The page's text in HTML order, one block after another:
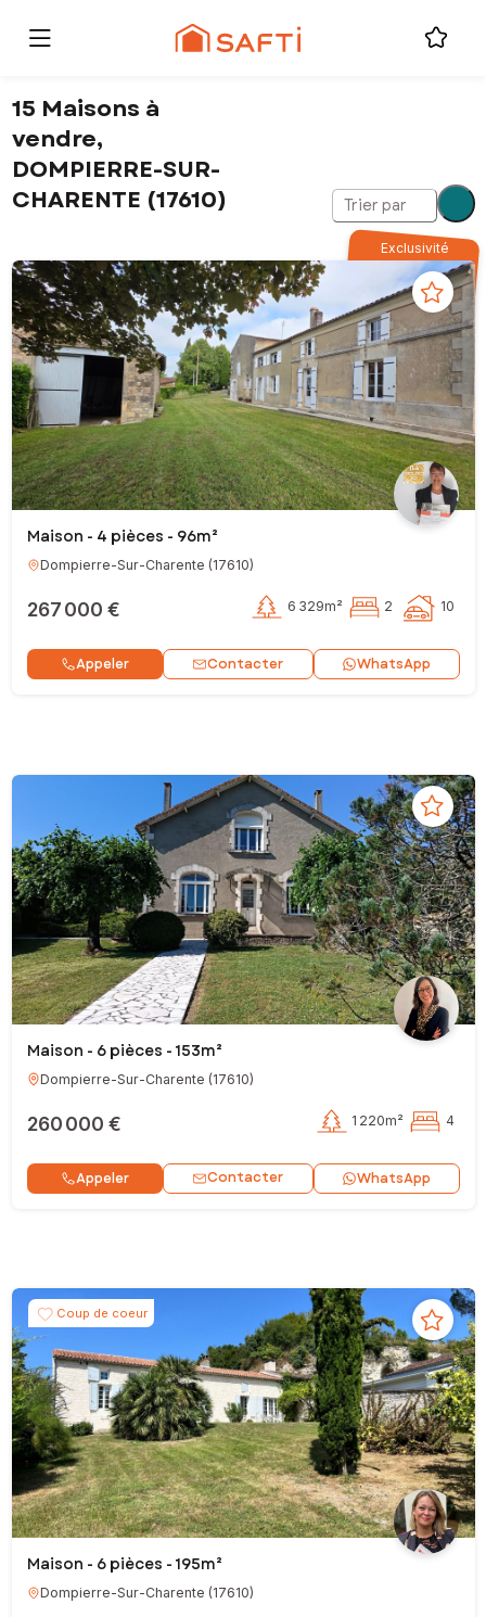
15 Maisons à
vendre,
DOMPIERRE-SUR-
CHARENTE (17610)
Trier par
Exclusivité
Maison - 4 pièces - 96m²
Dompierre-Sur-Charente (17610)
267 000 € 6 329m² 2 10
Appeler Contacter WhatsApp
Maison - 6 pièces - 153m²
Dompierre-Sur-Charente (17610)
260 000 € 1 220m² 4
Appeler Contacter WhatsApp
Coup de coeur
Maison - 6 pièces - 195m²
Dompierre-Sur-Charente (17610)